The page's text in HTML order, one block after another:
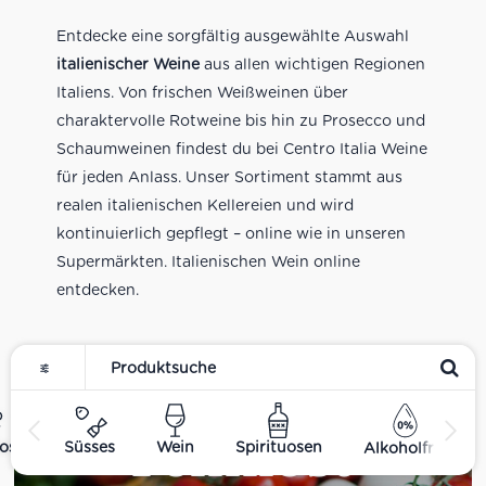
Süsses Wein Spirituosen Alkoholfrei
Entdecke eine sorgfältig ausgewählte Auswahl
italienischer Weineaus allen wichtigen Regionen
Italiens. Von frischen Weißweinen über
charaktervolle Rotweine bis hin zu Prosecco und
Schaumweinen findest du bei Centro Italia Weine
für jeden Anlass. Unser Sortiment stammt aus
realen italienischen Kellereien und wird
kontinuierlich gepflegt – online wie in unseren
Supermärkten. Italienischen Wein online
entdecken.
Feinkost